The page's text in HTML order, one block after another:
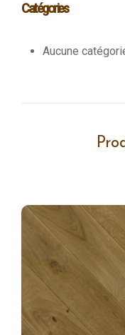
Catégories
Aucune